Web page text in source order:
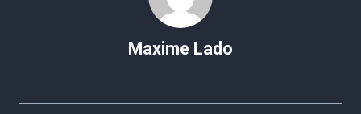
Maxime Lado